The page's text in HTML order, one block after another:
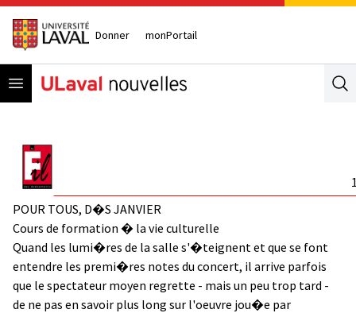
Donner monPortail
Open menu
POUR TOUS, D�S JANVIER
Cours de formation � la vie culturelle
Quand les lumi�res de la salle s'�teignent et que se font
entendre les premi�res notes du concert, il arrive parfois
que le spectateur moyen regrette - mais un peu trop tard -
de ne pas en savoir plus long sur l'oeuvre jou�e par